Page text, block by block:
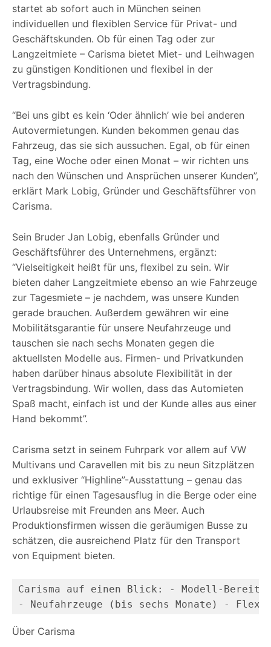
startet ab sofort auch in München seinen
individuellen und flexiblen Service für Privat- und
Geschäftskunden. Ob für einen Tag oder zur
Langzeitmiete – Carisma bietet Miet- und Leihwagen
zu günstigen Konditionen und flexibel in der
Vertragsbindung.
“Bei uns gibt es kein ‘Oder ähnlich’ wie bei anderen
Autovermietungen. Kunden bekommen genau das
Fahrzeug, das sie sich aussuchen. Egal, ob für einen
Tag, eine Woche oder einen Monat – wir richten uns
nach den Wünschen und Ansprüchen unserer Kunden”,
erklärt Mark Lobig, Gründer und Geschäftsführer von
Carisma.
Sein Bruder Jan Lobig, ebenfalls Gründer und
Geschäftsführer des Unternehmens, ergänzt:
“Vielseitigkeit heißt für uns, flexibel zu sein. Wir
bieten daher Langzeitmiete ebenso an wie Fahrzeuge
zur Tagesmiete – je nachdem, was unsere Kunden
gerade brauchen. Außerdem gewähren wir eine
Mobilitätsgarantie für unsere Neufahrzeuge und
tauschen sie nach sechs Monaten gegen die
aktuellsten Modelle aus. Firmen- und Privatkunden
haben darüber hinaus absolute Flexibilität in der
Vertragsbindung. Wir wollen, dass das Automieten
Spaß macht, einfach ist und der Kunde alles aus einer
Hand bekommt”.
Carisma setzt in seinem Fuhrpark vor allem auf VW
Multivans und Caravellen mit bis zu neun Sitzplätzen
und exklusiver “Highline”-Ausstattung – genau das
richtige für einen Tagesausflug in die Berge oder eine
Urlaubsreise mit Freunden ans Meer. Auch
Produktionsfirmen wissen die geräumigen Busse zu
schätzen, die ausreichend Platz für den Transport
von Equipment bieten.
Carisma auf einen Blick: - Modell-
- Neufahrzeuge (bis sechs Monate) -
Über Carisma